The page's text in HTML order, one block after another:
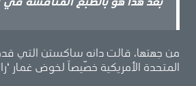
من جهتها، قالت دانه ساكستن التي
المتحدة الأمريكية خصّيصاً لخوض غمار